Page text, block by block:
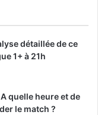
détaillée de ce
1+ à 21h
quelle heure et de
le match ?